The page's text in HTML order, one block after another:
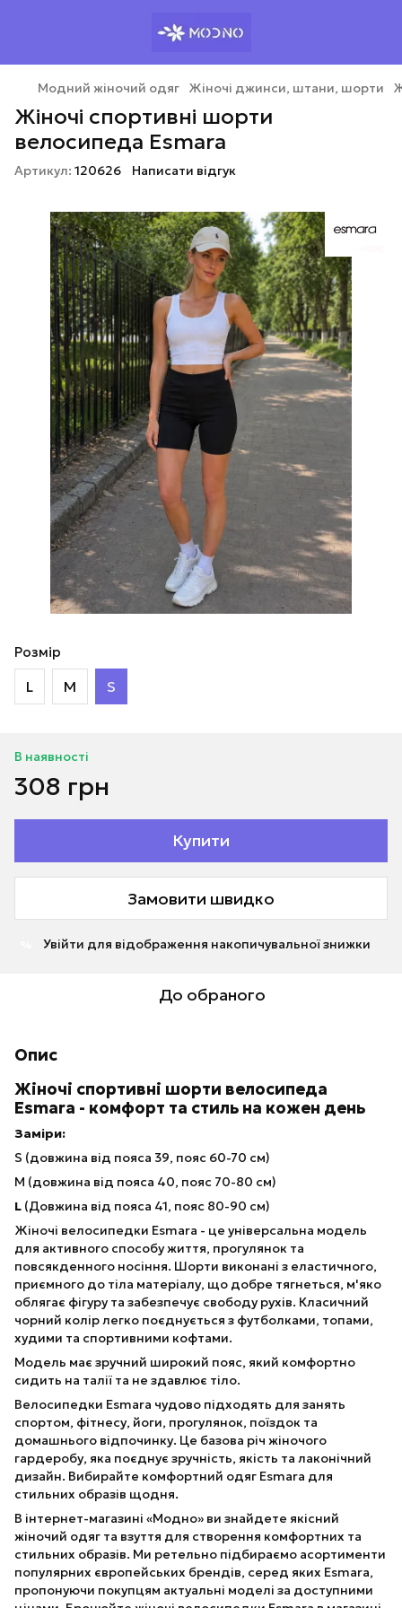
Модний жіночий одяг Жіночі джинси, штани, шорти
Жіночі спортивні шорти
велосипеда Esmara
Артикул: 120626 Написати відгук
Розмір
L M S
В наявності
308 грн
Купити
Замовити швидко
Увійти для відображення накопичувальної знижки
До обраного
Опис
Жіночі спортивні шорти велосипеда
Esmara - комфорт та стиль на кожен день
Заміри:
S (довжина від пояса 39, пояс 60-70 см)
M (довжина від пояса 40, пояс 70-80 см)
L (Довжина від пояса 41, пояс 80-90 см)
Жіночі велосипедки Esmara - це універсальна модель
для активного способу життя, прогулянок та
повсякденного носіння. Шорти виконані з еластичного,
приємного до тіла матеріалу, що добре тягнеться, м'яко
облягає фігуру та забезпечує свободу рухів. Класичний
чорний колір легко поєднується з футболками, топами,
худими та спортивними кофтами.
Модель має зручний широкий пояс, який комфортно
сидить на талії та не здавлює тіло.
Велосипедки Esmara чудово підходять для занять
спортом, фітнесу, йоги, прогулянок, поїздок та
домашнього відпочинку. Це базова річ жіночого
гардеробу, яка поєднує зручність, якість та лаконічний
дизайн. Вибирайте комфортний одяг Esmara для
стильних образів щодня.
В інтернет-магазині «Модно» ви знайдете якісний
жіночий одяг та взуття для створення комфортних та
стильних образів. Ми ретельно підбираємо асортименти
популярних європейських брендів, серед яких Esmara,
пропонуючи покупцям актуальні моделі за доступними